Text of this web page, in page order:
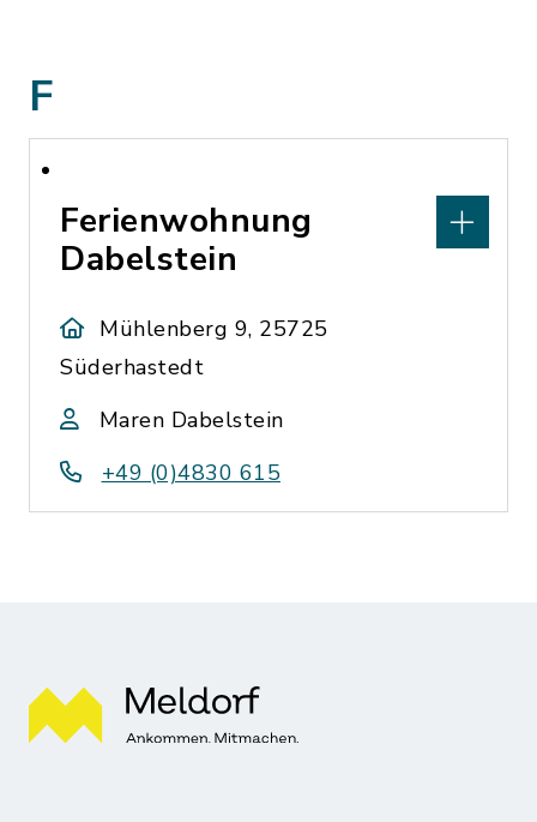
F
Ferienwohnung
Dabelstein
Mühlenberg 9, 25725
Süderhastedt
Maren Dabelstein
+49 (0)4830 615